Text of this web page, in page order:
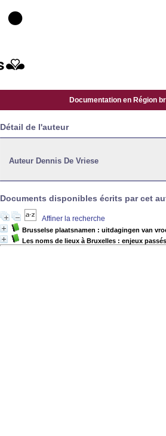
Documentation en Région
Détail de l'auteur
Auteur Dennis De Vriese
Documents disponibles écrits par cet
Affiner la recherche
Brusselse plaatsnamen : uitdagingen van
Les noms de lieux à Bruxelles : enjeux